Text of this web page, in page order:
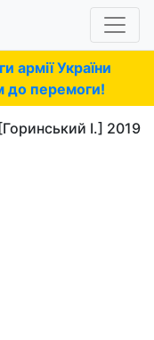
армії України
до перемоги!
І.] 2019